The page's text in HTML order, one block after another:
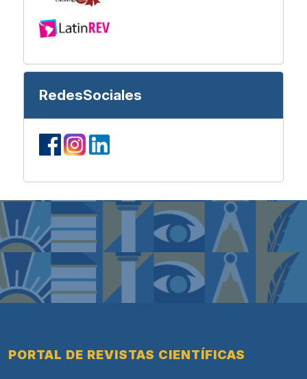
RedesSociales
PORTAL DE REVISTAS CIENTÍFICAS